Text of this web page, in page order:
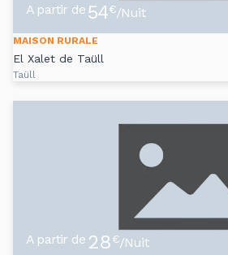
A partir de 54€/Nuit
MAISON RURALE
El Xalet de Taüll
Taüll
A partir de 28€/Nuit